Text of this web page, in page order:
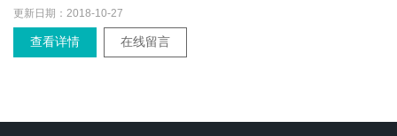
更新日期：2018-10-27
查看详情 在线留言